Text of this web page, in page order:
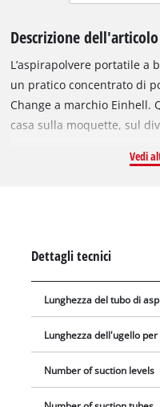
Descrizione dell'articolo
L’aspirapolvere portatile a
un pratico concentrato di
Change a marchio Einhell.
casa sulla moquette, sul
tutte le circostanze e
stoffe. La bocchetta per
difficoltà qualsiasi punto
prolunga lungo 46,5
mantenere una postura
raccolta della polvere ha
nuova tecnologia PXC
Vedi
Dettagli tecnici
Lunghezza del tubo di
Lunghezza dell'ugello
Number of suction levels